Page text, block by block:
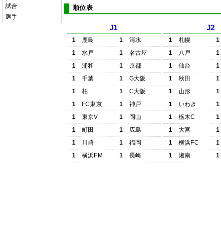
試合
選手
順位表
J1
1 鹿島 1
清水
1
水戸 1
名古屋
1
浦和 1
京都
1
千葉 1
G大阪
1
柏 1
C大阪
1
FC東京 1
神戸
1
東京V 1
岡山
1
町田 1
広島
1
川崎 1
福岡
1
横浜FM 1 長崎
J2
1 札幌
1
1
八戸
1
1
仙台
1
1
秋田
1
1
山形
1
1
いわき
1
1
栃木C
1
1
大宮
1
1
横浜FC
1
1
湘南 1